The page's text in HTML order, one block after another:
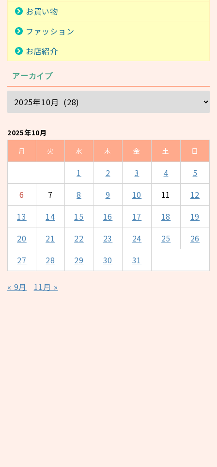
お買い物
ファッション
お店紹介
アーカイブ
2025年10月
月
火 水 木 金 土 日
1 2 3 4
5
6
7 8 9 10 11
12
13
14 15 16 17 18
19
20
21 22 23 24 25
26
27
28 29 30 31
« 9月 11月 »